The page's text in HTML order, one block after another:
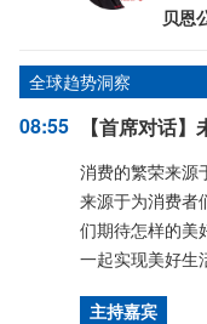
贝恩
全球趋势洞察
08:55 【首席对话
消费的繁荣来源
来源于为消费者
们期待怎样的美
一起实现美好生
主持嘉宾